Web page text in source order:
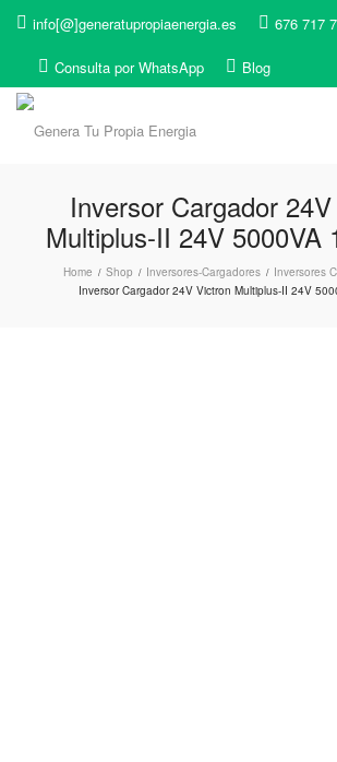
info[@]generatupropiaenergia.es 676 717
Consulta por WhatsApp Blog
Inversor Cargador
Multiplus-II 24V 5000VA
Home / Shop / Inversores-Cargadores / Inversores
Inversor Cargador 24V Victron Multiplus-II 24V